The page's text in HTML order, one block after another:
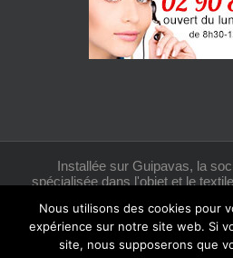
Installée sur Guipavas, la
spécialisée dans l'objet et le
Nous utilisons des cookies pour
expérience sur notre site web. Si
site, nous supposerons que